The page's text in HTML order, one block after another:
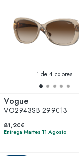
1 de 4 colores
Vogue
VO2943SB 299013
81,20€
Entrega Martes 11 Agosto